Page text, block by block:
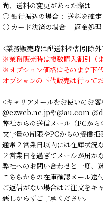
尚、送料の変更があった際は
○ 銀行振込の場合： 送料を確定
○ カード決済の場合： 返金処理
<業務販売時は配送料や割引除
※業務販売時は複数購入割引（
※オプション価格はそのまま下
オプションの下代販売は行って
<キャリアメールをお使いのお客
@ezweb.ne.jpや@au.com ＠
弊社からの送信メール（PCから
文字量の制限やPCからの受信拒
通常２営業日以内には在庫状況
２営業日を過ぎてメールが届か
弊社へのお問い合わせと一度、
こちらからの在庫確認メール送
ご返信がない場合はご注文をキ
悪しからずご了承ください。